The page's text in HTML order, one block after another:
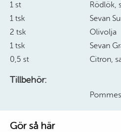
1 st
Rödlök,
1 tsk
Sevan
2 tsk
Olivolja
1 tsk
Sevan
0,5 st
Citron,
Tillbehör:
Gör så här